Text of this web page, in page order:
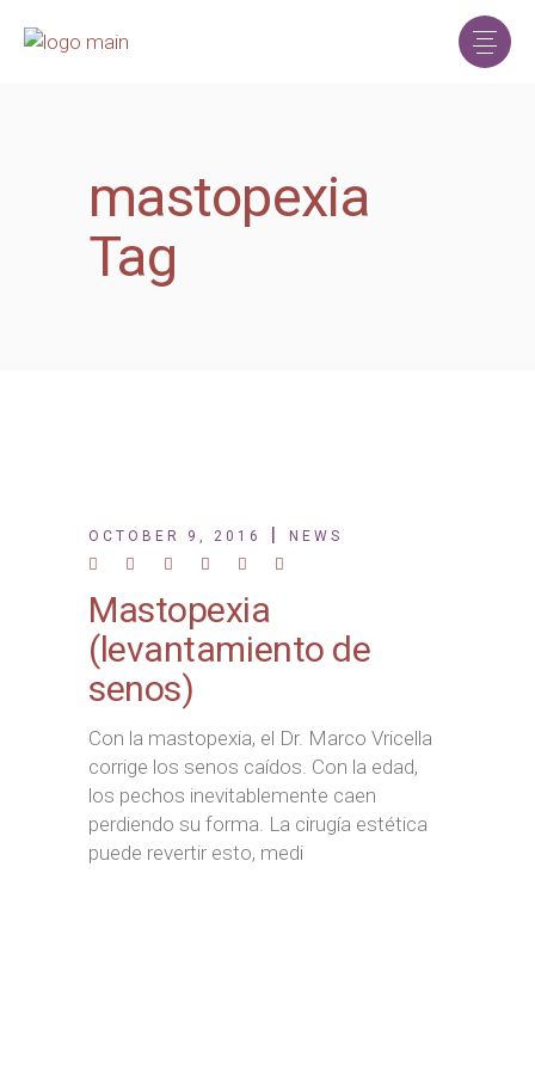
mastopexia
Tag
OCTOBER 9, 2016 NEWS
Mastopexia
(levantamiento de
senos)
Con la mastopexia, el Dr. Marco Vricella
corrige los senos caídos. Con la edad,
los pechos inevitablemente caen
perdiendo su forma. La cirugía estética
puede revertir esto, medi